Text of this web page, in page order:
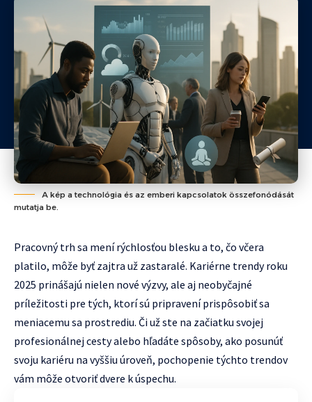
A kép a technológia és az emberi kapcsolatok összefonódását
mutatja be.
Pracovný trh sa mení rýchlosťou blesku a to, čo včera
platilo, môže byť zajtra už zastaralé. Kariérne trendy roku
2025 prinášajú nielen nové výzvy, ale aj neobyčajné
príležitosti pre tých, ktorí sú pripravení prispôsobiť sa
meniacemu sa prostrediu. Či už ste na začiatku svojej
profesionálnej cesty alebo hľadáte spôsoby, ako posunúť
svoju kariéru na vyššiu úroveň, pochopenie týchto trendov
vám môže otvoriť dvere k úspechu.